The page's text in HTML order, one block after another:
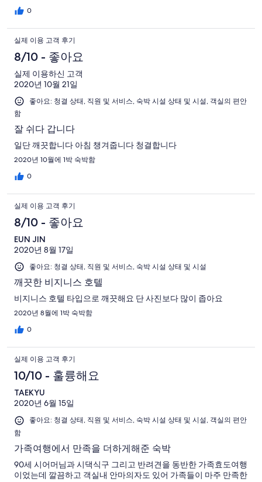
0
실제 이용 고객 후기
8/10 - 좋아요
실제 이용하신 고객
2020년 10월 21일
좋아요: 청결 상태, 직원 및 서비스, 숙박 시설 상태 및 시설, 객실의 편안
함
잘 쉬다 갑니다
일단 깨끗합니다 아침 챙겨줍니다 청결합니다
2020년 10월에 1박 숙박함
0
실제 이용 고객 후기
8/10 - 좋아요
EUN JIN
2020년 8월 17일
좋아요: 청결 상태, 직원 및 서비스, 숙박 시설 상태 및 시설
깨끗한 비지니스 호텔
비지니스 호텔 타입으로 깨끗해요 단 사진보다 많이 좁아요
2020년 8월에 1박 숙박함
0
실제 이용 고객 후기
10/10 - 훌륭해요
TAEKYU
2020년 6월 15일
좋아요: 청결 상태, 직원 및 서비스, 숙박 시설 상태 및 시설, 객실의 편안
함
가족여행에서 만족을 더하게해준 숙박
90세 시어머님과 시댁식구 그리고 반려견을 동반한 가족효도여행
이었는데 깔끔하고 객실내 안마의자도 있어 가족들이 마주 만족한